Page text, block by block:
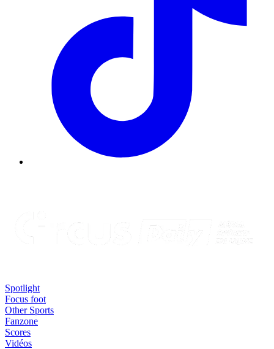
Spotlight
Focus foot
Other Sports
Fanzone
Scores
Vidéos